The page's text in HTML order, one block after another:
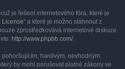
je řešení internetového fóra, které je
License“ a které je možno stáhnout z
zprostředkovává internetové diskuze.
http://www.phpbb.com/.
hanlivým, nevhodným,
by mohl porušovat platné zákony ve